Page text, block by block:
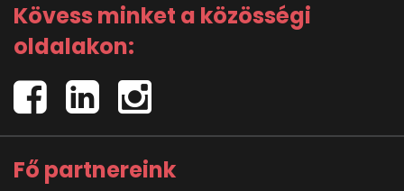
Kövess minket a közösségi
oldalakon:
Fő partnereink